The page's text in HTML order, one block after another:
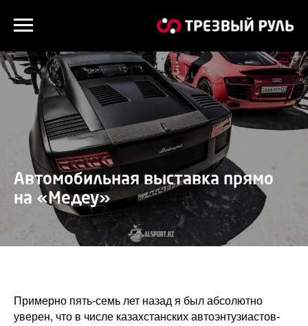
Автомобильная выставка прямо
на «Медеу»
Примерно пять-семь лет назад я был абсолютно
уверен, что в числе казахстанских автоэнтузиастов-